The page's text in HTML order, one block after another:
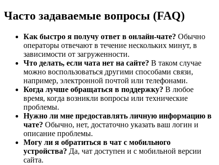
Часто задаваемые вопросы (FAQ)
Как быстро я получу ответ в онлайн-чате? Обычно
операторы отвечают в течение нескольких минут, в
зависимости от загруженности.
Что делать, если чата нет на сайте? В таком случае
можно воспользоваться другими способами связи,
например, электронной почтой или телефонами.
Когда лучше обращаться в поддержку? В любое
время, когда возникли вопросы или технические
проблемы.
Нужно ли мне предоставлять личную информацию в
чате? Обычно, нет, достаточно указать ваш логин и
описание проблемы.
Могу ли я обратиться в чат с мобильного
устройства? Да, чат доступен и с мобильной версии
сайта.